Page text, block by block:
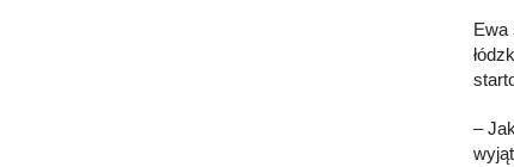
Ewa
–